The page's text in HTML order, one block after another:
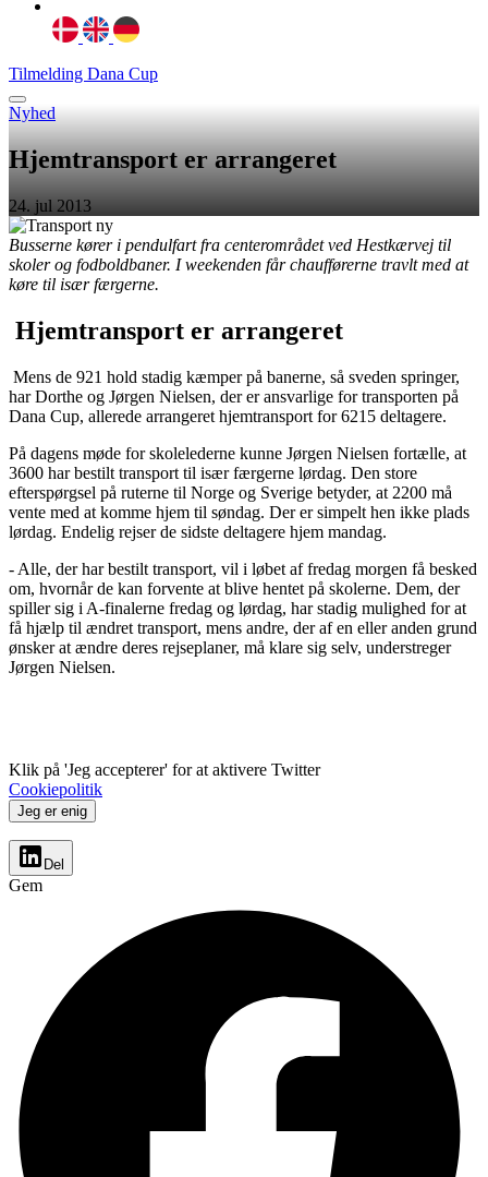
Tilmelding Dana Cup
Nyhed
Hjemtransport er arrangeret
24. jul 2013
Busserne kører i pendulfart fra centerområdet ved Hestkærvej til
skoler og fodboldbaner. I weekenden får chaufførerne travlt med at
køre til især færgerne.
Hjemtransport er arrangeret
Mens de 921 hold stadig kæmper på banerne, så sveden springer,
har Dorthe og Jørgen Nielsen, der er ansvarlige for transporten på
Dana Cup, allerede arrangeret hjemtransport for 6215 deltagere.
På dagens møde for skolelederne kunne Jørgen Nielsen fortælle, at
3600 har bestilt transport til især færgerne lørdag. Den store
efterspørgsel på ruterne til Norge og Sverige betyder, at 2200 må
vente med at komme hjem til søndag. Der er simpelt hen ikke plads
lørdag. Endelig rejser de sidste deltagere hjem mandag.
- Alle, der har bestilt transport, vil i løbet af fredag morgen få besked
om, hvornår de kan forvente at blive hentet på skolerne. Dem, der
spiller sig i A-finalerne fredag og lørdag, har stadig mulighed for at
få hjælp til ændret transport, mens andre, der af en eller anden grund
ønsker at ændre deres rejseplaner, må klare sig selv, understreger
Jørgen Nielsen.
Klik på 'Jeg accepterer' for at aktivere Twitter
Cookiepolitik
Jeg er enig
Del
Gem